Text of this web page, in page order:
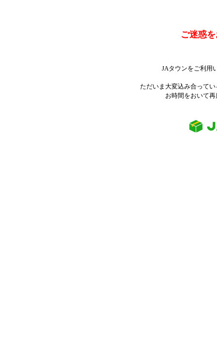
ご迷惑
JAタウンをご利用
ただいま大変込み合って
お時間をおいて